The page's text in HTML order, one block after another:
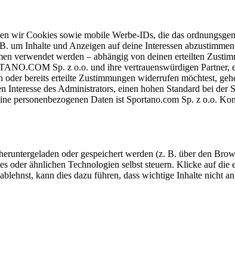
wir Cookies sowie mobile Werbe-IDs, die das
Inhalte und Anzeigen auf deine Interessen
verwendet werden – abhängig von deinen erteilten
Sp. z o.o. und ihre vertrauenswürdigen
bereits erteilte Zustimmungen widerrufen möchtest,
Interesse des Administrators, einen hohen Standard bei
personenbezogenen Daten ist Sportano.com Sp. z o.o.
oder gespeichert werden (z. B. über den
oder ähnlichen Technologien selbst steuern. Klicke auf
kann dies dazu führen, dass wichtige Inhalte nicht